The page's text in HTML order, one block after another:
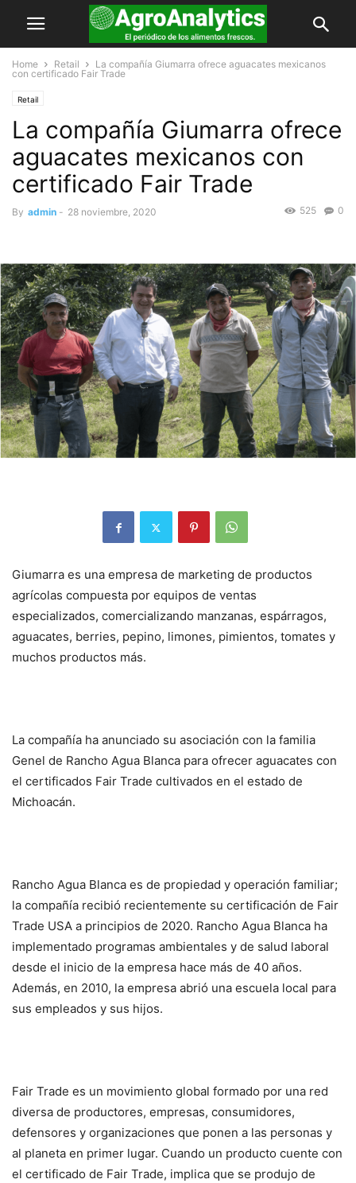
Home Retail
La compañía Giumarra ofrece aguacates mexicanos
con certificado Fair Trade
Retail
La compañía Giumarra ofrece
aguacates mexicanos con
certificado Fair Trade
By admin - 28 noviembre, 2020 0
525
Giumarra es una empresa de marketing de productos
agrícolas compuesta por equipos de ventas
especializados, comercializando manzanas, espárragos,
aguacates, berries, pepino, limones, pimientos, tomates y
muchos productos más.
La compañía ha anunciado su asociación con la familia
Genel de Rancho Agua Blanca para ofrecer aguacates con
el certificados Fair Trade cultivados en el estado de
Michoacán.
Rancho Agua Blanca es de propiedad y operación familiar;
la compañía recibió recientemente su certificación de Fair
Trade USA a principios de 2020. Rancho Agua Blanca ha
implementado programas ambientales y de salud laboral
desde el inicio de la empresa hace más de 40 años.
Además, en 2010, la empresa abrió una escuela local para
sus empleados y sus hijos.
Fair Trade es un movimiento global formado por una red
diversa de productores, empresas, consumidores,
defensores y organizaciones que ponen a las personas y
al planeta en primer lugar. Cuando un producto cuente con
el certificado de Fair Trade, implica que se produjo de